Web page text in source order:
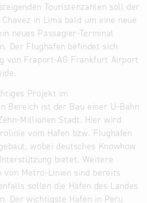
Touristenzahlen soll der
in Lima bald um eine neue
neues Passagier-Terminal
Der Flughafen befindet sich
von Fraport-AG Frankfurt Airport
Projekt im
Bereich ist der Bau einer U-Bahn
Millionen Stadt. Hier wird
vom Hafen bzw. Flughafen
wobei deutsches Knowhow
bietet. Weitere
von Metro-Linien sind bereits
sollen die Häfen des Landes
Der wichtigste Hafen in Peru